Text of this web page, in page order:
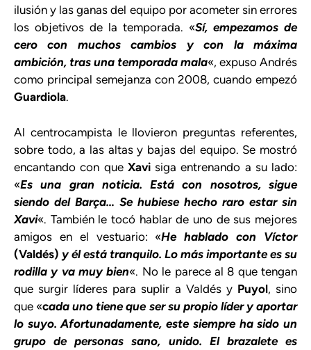
ilusión y las ganas del equipo por acometer sin errores
los objetivos de la temporada. «Sí, empezamos de
cero con muchos cambios y con la máxima
ambición, tras una temporada mala«, expuso Andrés
como principal semejanza con 2008, cuando empezó
Guardiola.
Al centrocampista le llovieron preguntas referentes,
sobre todo, a las altas y bajas del equipo. Se mostró
encantando con que Xavisiga entrenando a su lado:
«Es una gran noticia. Está con nosotros, sigue
siendo del Barça… Se hubiese hecho raro estar sin
Xavi«. También le tocó hablar de uno de sus mejores
amigos en el vestuario: «He hablado con Víctor
(Valdés) y él está tranquilo. Lo más importante es su
rodilla y va muy bien«. No le parece al 8 que tengan
que surgir líderes para suplir a Valdés y Puyol, sino
que «cada uno tiene que ser su propio líder y aportar
lo suyo. Afortunadamente, este siempre ha sido un
grupo de personas sano, unido. El brazalete es